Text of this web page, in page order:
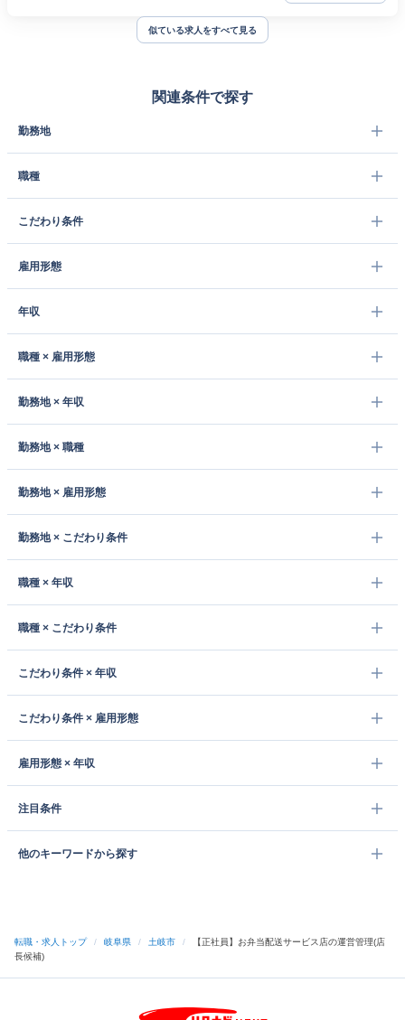
似ている求人をすべて見る
関連条件で探す
勤務地
職種
こだわり条件
雇用形態
年収
職種 × 雇用形態
勤務地 × 年収
勤務地 × 職種
勤務地 × 雇用形態
勤務地 × こだわり条件
職種 × 年収
職種 × こだわり条件
こだわり条件 × 年収
こだわり条件 × 雇用形態
雇用形態 × 年収
注目条件
他のキーワードから探す
転職・求人トップ / 岐阜県 / 土岐市 /
【正社員】お弁当配送サービス店の運営管理(店
長候補)